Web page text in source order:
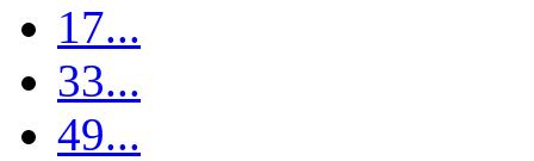
17...
33...
49...